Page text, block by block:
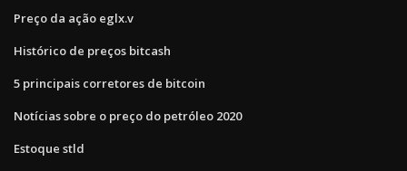
Preço da ação eglx.v
Histórico de preços bitcash
5 principais corretores de bitcoin
Notícias sobre o preço do petróleo 2020
Estoque stld